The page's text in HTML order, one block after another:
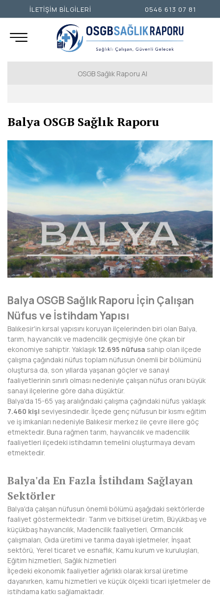
OSGB Sağlık Raporu Al
İSTANBUL ANADOLU YAKASI
ANKARA
İZMİR
ADANA
AFYONKARAHİSAR
AĞRI
AKSARAY
ANTALYA
ARDAHAN
ARTVİN
AYDIN
BALIKESİR
BARTIN
BATMAN
BAYBURT
BİNGÖL
BİTLİS
BOLU
BURDUR
BURSA
ÇANAKKALE
Balya OSGB Sağlık Raporu
Balya OSGB Sağlık Raporu İçin Çalışan
Nüfus ve İstihdam Yapısı
Balıkesir'in kırsal yapısını koruyan ilçelerinden biri olan Balya,
tarım, hayvancılık ve madencilik geçmişiyle öne çıkan bir
ekonomiye sahiptir. Yaklaşık 12.695 nüfusa sahip olan ilçede
çalışma çağındaki nüfus toplam nüfusun önemli bir bölümünü
oluştursa da, son yıllarda yaşanan göçler ve sanayi
faaliyetlerinin sınırlı olması nedeniyle çalışan nüfus oranı büyük
sanayi ilçelerine göre daha düşüktür.
Balya'da 15-65 yaş aralığındaki çalışma çağındaki nüfus yaklaşık
7.460 kişi seviyesindedir. İlçede genç nüfusun bir kısmı eğitim
ve iş imkanları nedeniyle Balıkesir merkez ile çevre illere göç
etmektedir. Buna rağmen tarım, hayvancılık ve madencilik
faaliyetleri ilçedeki istihdamın temelini oluşturmaya devam
etmektedir.
Balya'da En Fazla İstihdam Sağlayan
Sektörler
Balya'da çalışan nüfusun önemli bölümü aşağıdaki sektörlerde
faaliyet göstermektedir: Tarım ve bitkisel üretim, Büyükbaş ve
küçükbaş hayvancılık, Madencilik faaliyetleri, Ormancılık
çalışmaları, Gıda üretimi ve tarıma dayalı işletmeler, İnşaat
sektörü, Yerel ticaret ve esnaflık, Kamu kurum ve kuruluşları,
Eğitim hizmetleri, Sağlık hizmetleri
İlçedeki ekonomik faaliyetler ağırlıklı olarak kırsal üretime
dayanırken, kamu hizmetleri ve küçük ölçekli ticari işletmeler de
istihdama katkı sağlamaktadır.
İLETİŞİM BİLGİLERİ 0546 613 07 81